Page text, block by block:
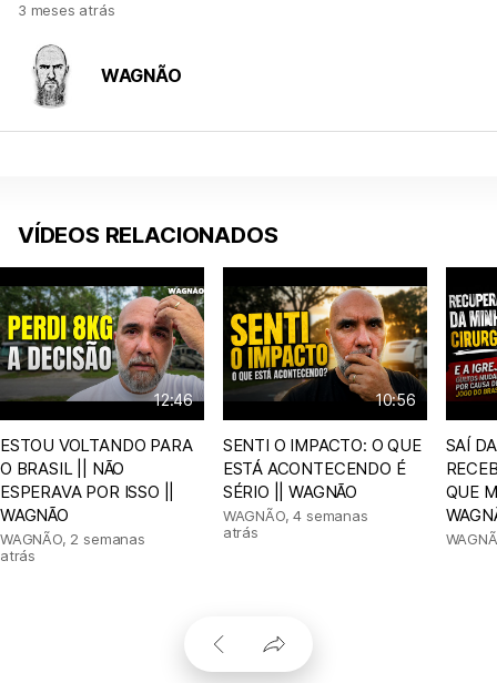
3 meses atrás
WAGNÃO
VÍDEOS RELACIONADOS
12:46
ESTOU VOLTANDO PARA
O BRASIL || NÃO
ESPERAVA POR ISSO ||
WAGNÃO
WAGNÃO, 2 semanas
atrás
10:56
SENTI O IMPACTO: O QUE
ESTÁ ACONTECENDO É
SÉRIO || WAGNÃO
WAGNÃO,4 semanas
atrás
SAÍ
QUE